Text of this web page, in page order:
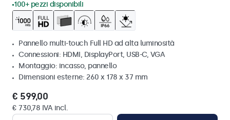
100+ pezzi disponibili
Pannello multi-touch Full HD ad alta luminosità
Connessioni: HDMI, DisplayPort, USB-C, VGA
Montaggio: incasso, pannello
Dimensioni esterne: 260 x 178 x 37 mm
€ 599,00
€ 730,78 IVA incl.